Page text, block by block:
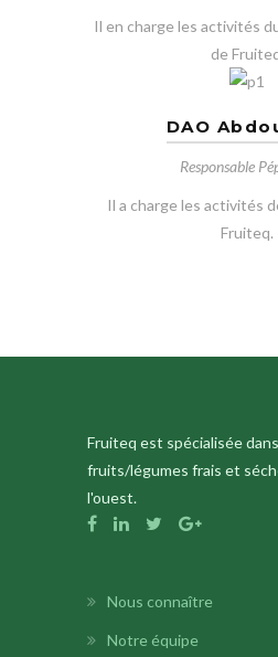
Il en charge les activités
de
DAO
Responsable
Il a charge les activités
Fruiteq.
Fruiteq est spécialisée
fruits/légumes frais et
l'ouest.
Nous connaître
Notre équipe